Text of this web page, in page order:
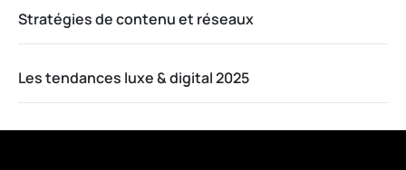
Stratégies de contenu et réseaux
Les tendances luxe & digital 2025